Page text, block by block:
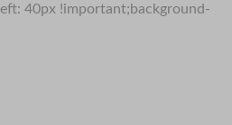
40px !important;background-